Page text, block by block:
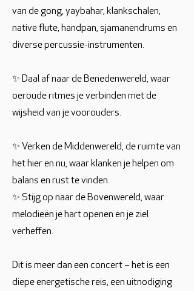
van de gong, yaybahar, klankschalen,
native flute, handpan, sjamanendrums en
diverse percussie-instrumenten.
✨ Daal af naar de Benedenwereld, waar
oeroude ritmes je verbinden met de
wijsheid van je voorouders.
✨ Verken de Middenwereld, de ruimte van
het hier en nu, waar klanken je helpen om
balans en rust te vinden.
✨ Stijg op naar de Bovenwereld, waar
melodieën je hart openen en je ziel
verheffen.
Dit is meer dan een concert – het is een
diepe energetische reis, een uitnodiging